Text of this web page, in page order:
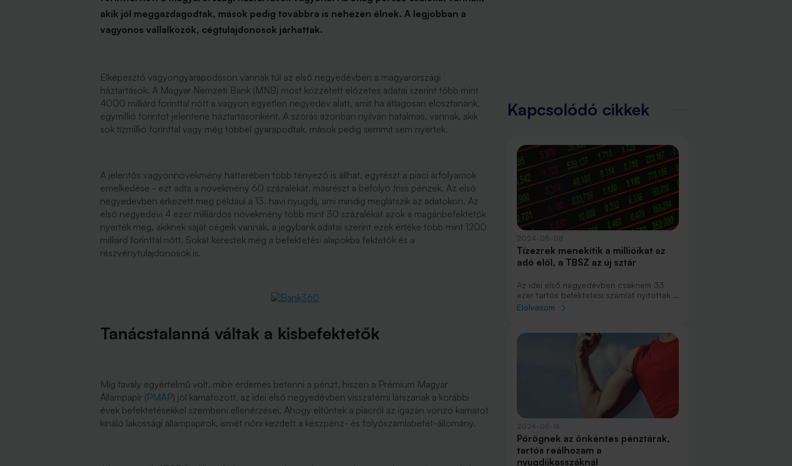
akik jól meggazdagodtak, mások pedig továbbra is nehezen élnek. A legjobban a
vagyonos vállalkozók, cégtulajdonosok járhattak.
Elképesztő vagyongyarapodáson vannak túl az első negyedévben a magyarországi
háztartások. A Magyar Nemzeti Bank (MNB) most közzétett előzetes adatai szerint több mint
4000 milliárd forinttal nőtt a vagyon egyetlen negyedév alatt, amit ha átlagosan elosztanánk,
egymillió forintot jelentene háztartásonként. A szórás azonban nyilván hatalmas, vannak, akik
sok tízmillió forinttal vagy még többel gyarapodtak, mások pedig semmit sem nyertek.
A jelentős vagyonnövekmény hátterében több tényező is állhat, egyrészt a piaci árfolyamok
emelkedése - ezt adta a növekmény 60 százalékát, másrészt a befolyó friss pénzek. Az első
negyedévben érkezett meg például a 13. havi nyugdíj, ami mindig meglátszik az adatokon. Az
első negyedévi 4 ezer milliárdos növekmény több mint 30 százalékát azok a magánbefektetők
nyerték meg, akiknek saját cégeik vannak, a jegybank adatai szerint ezek értéke több mint 1200
milliárd forinttal nőtt. Sokat kerestek még a befektetési alapokba fektetők és a
részvénytulajdonosok is.
Tanácstalanná váltak a kisbefektetők
Míg tavaly egyértelmű volt, mibe érdemes betenni a pénzt, hiszen a Prémium Magyar
Állampapír (PMÁP) jól kamatozott, az idei első negyedévben visszatérni látszanak a korábbi
évek befektetésekkel szembeni ellenérzései. Ahogy eltűntek a piacról az igazán vonzó kamatot
kínáló lakossági állampapírok, ismét nőni kezdett a készpénz- és folyószámlabetét-állomány.
Kapcsolódó cikkek
Tízezrek menekítik a millióikat az
adó elől, a TBSZ az új sztár
Az idei első negyedévben csaknem 33
ezer tartós befektetési számlát nyitottak a
magyarok, hogy ne kelljen adót fizetniük a
hízott, ami másfélszer annyi, mint egy éve.
Elolvasom
Pörögnek az önkéntes pénztárak,
tartós reálhozam a
nyugdíjkasszáknál